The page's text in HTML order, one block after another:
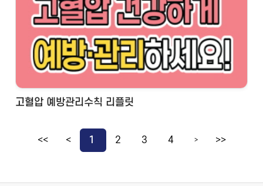
고혈압 예방관리수칙 리플릿
<< < 1 2 3 4 > >>